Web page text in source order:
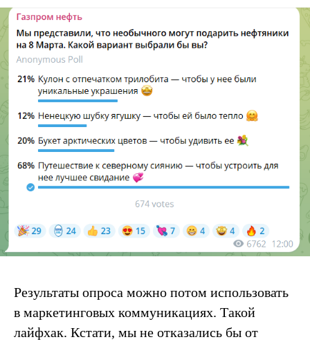
Результаты опроса можно потом использовать
в маркетинговых коммуникациях. Такой
лайфхак. Кстати, мы не отказались бы от